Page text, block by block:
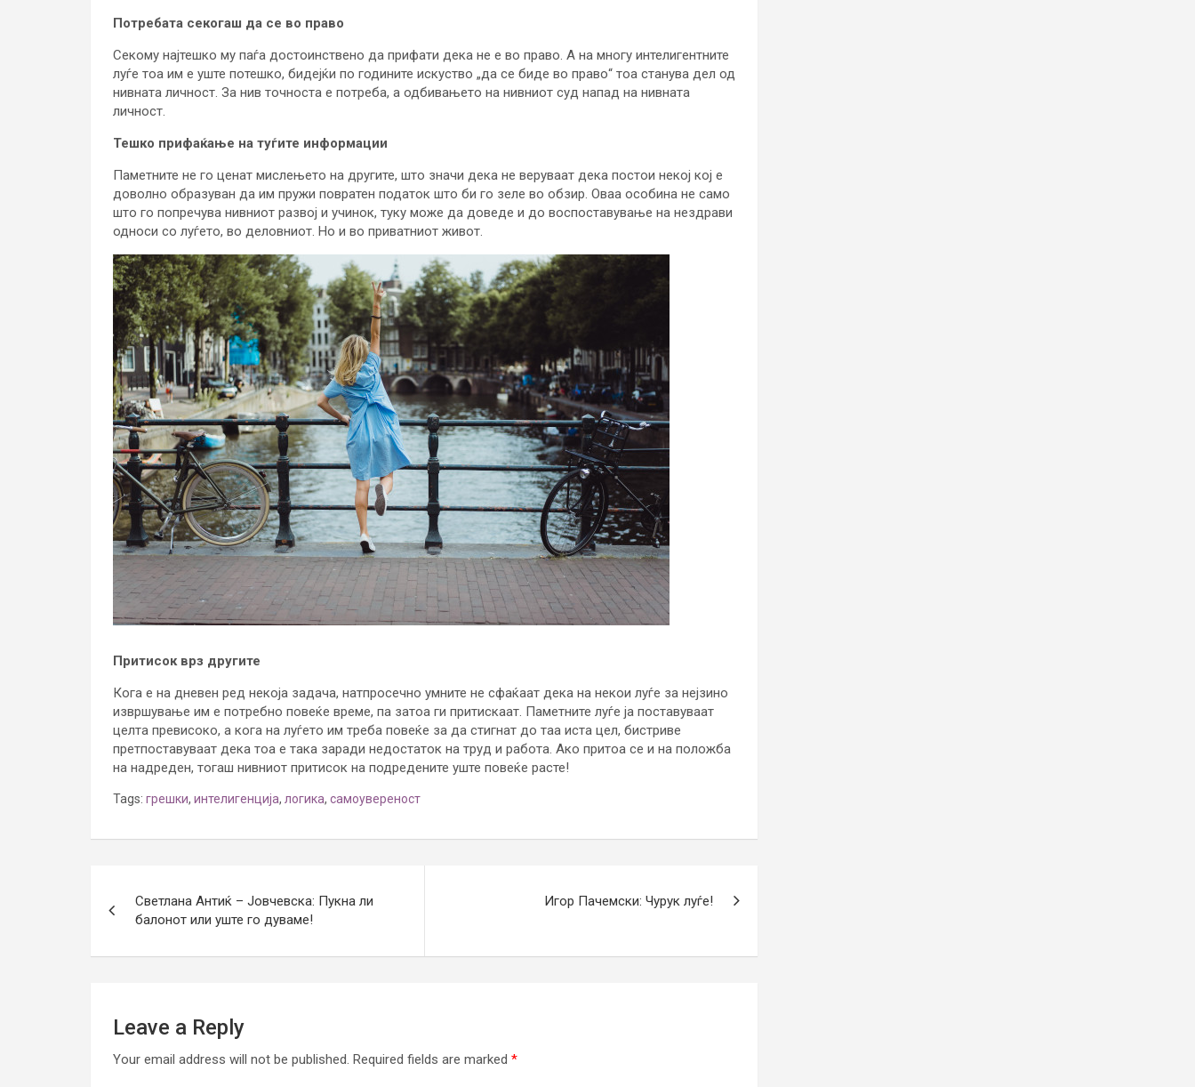
Потребата секогаш да се во право
Секому најтешко му паѓа достоинствено да прифати дека не е во право. А на многу интелигентните
луѓе тоа им е уште потешко, бидејќи по годините искуство „да се биде во право“ тоа станува дел од
нивната личност. За нив точноста е потреба, а одбивањето на нивниот суд напад на нивната
личност.
Тешко прифаќање на туѓите информации
Паметните не го ценат мислењето на другите, што значи дека не веруваат дека постои некој кој е
доволно образуван да им пружи повратен податок што би го зеле во обзир. Оваа особина не само
што го попречува нивниот развој и учинок, туку може да доведе и до воспоставување на нездрави
односи со луѓето, во деловниот. Но и во приватниот живот.
Притисок врз другите
Кога е на дневен ред некоја задача, натпросечно умните не сфаќаат дека на некои луѓе за нејзино
извршување им е потребно повеќе време, па затоа ги притискаат. Паметните луѓе ја поставуваат
целта превисоко, а кога на луѓето им треба повеќе за да стигнат до таа иста цел, бистриве
претпоставуваат дека тоа е така заради недостаток на труд и работа. Ако притоа се и на положба
на надреден, тогаш нивниот притисок на подредените уште повеќе расте!
Tags: грешки, интелигенција, логика, самоувереност
navigation
Светлана Антиќ – Јовчевска: Пукна ли
балонот или уште го дуваме!
Игор Пачемски: Чурук луѓе!
Leave a Reply
Your email address will not be published. Required fields are marked *